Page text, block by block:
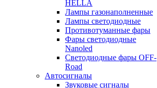
HELLA
Лампы газонаполненные
Лампы светодиодные
Противотуманные фары
Фары светодиодные
Nanoled
Светодиодные фары OFF-
Road
Автосигналы
Звуковые сигналы